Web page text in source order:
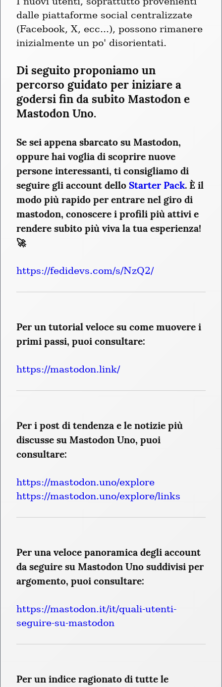
dalle piattaforme social centralizzate
(Facebook, X, ecc...), possono rimanere
inizialmente un po' disorientati.
Di seguito proponiamo un
percorso guidato per iniziare a
godersi fin da subito Mastodon e
Mastodon Uno.
Se sei appena sbarcato su Mastodon,
oppure hai voglia di scoprire nuove
persone interessanti, ti consigliamo di
seguire gli account dello Starter Pack. È il
modo più rapido per entrare nel giro di
mastodon, conoscere i profili più attivi e
rendere subito più viva la tua esperienza!
🚀
https://fedidevs.com/s/NzQ2/
Per un tutorial veloce su come muovere i
primi passi, puoi consultare:
https://mastodon.link/
Per i post di tendenza e le notizie più
discusse su Mastodon Uno, puoi
consultare:
https://mastodon.uno/explore
https://mastodon.uno/explore/links
Per una veloce panoramica degli account
da seguire su Mastodon Uno suddivisi per
argomento, puoi consultare:
https://mastodon.it/it/quali-utenti-
seguire-su-mastodon
Per un indice ragionato di tutte le